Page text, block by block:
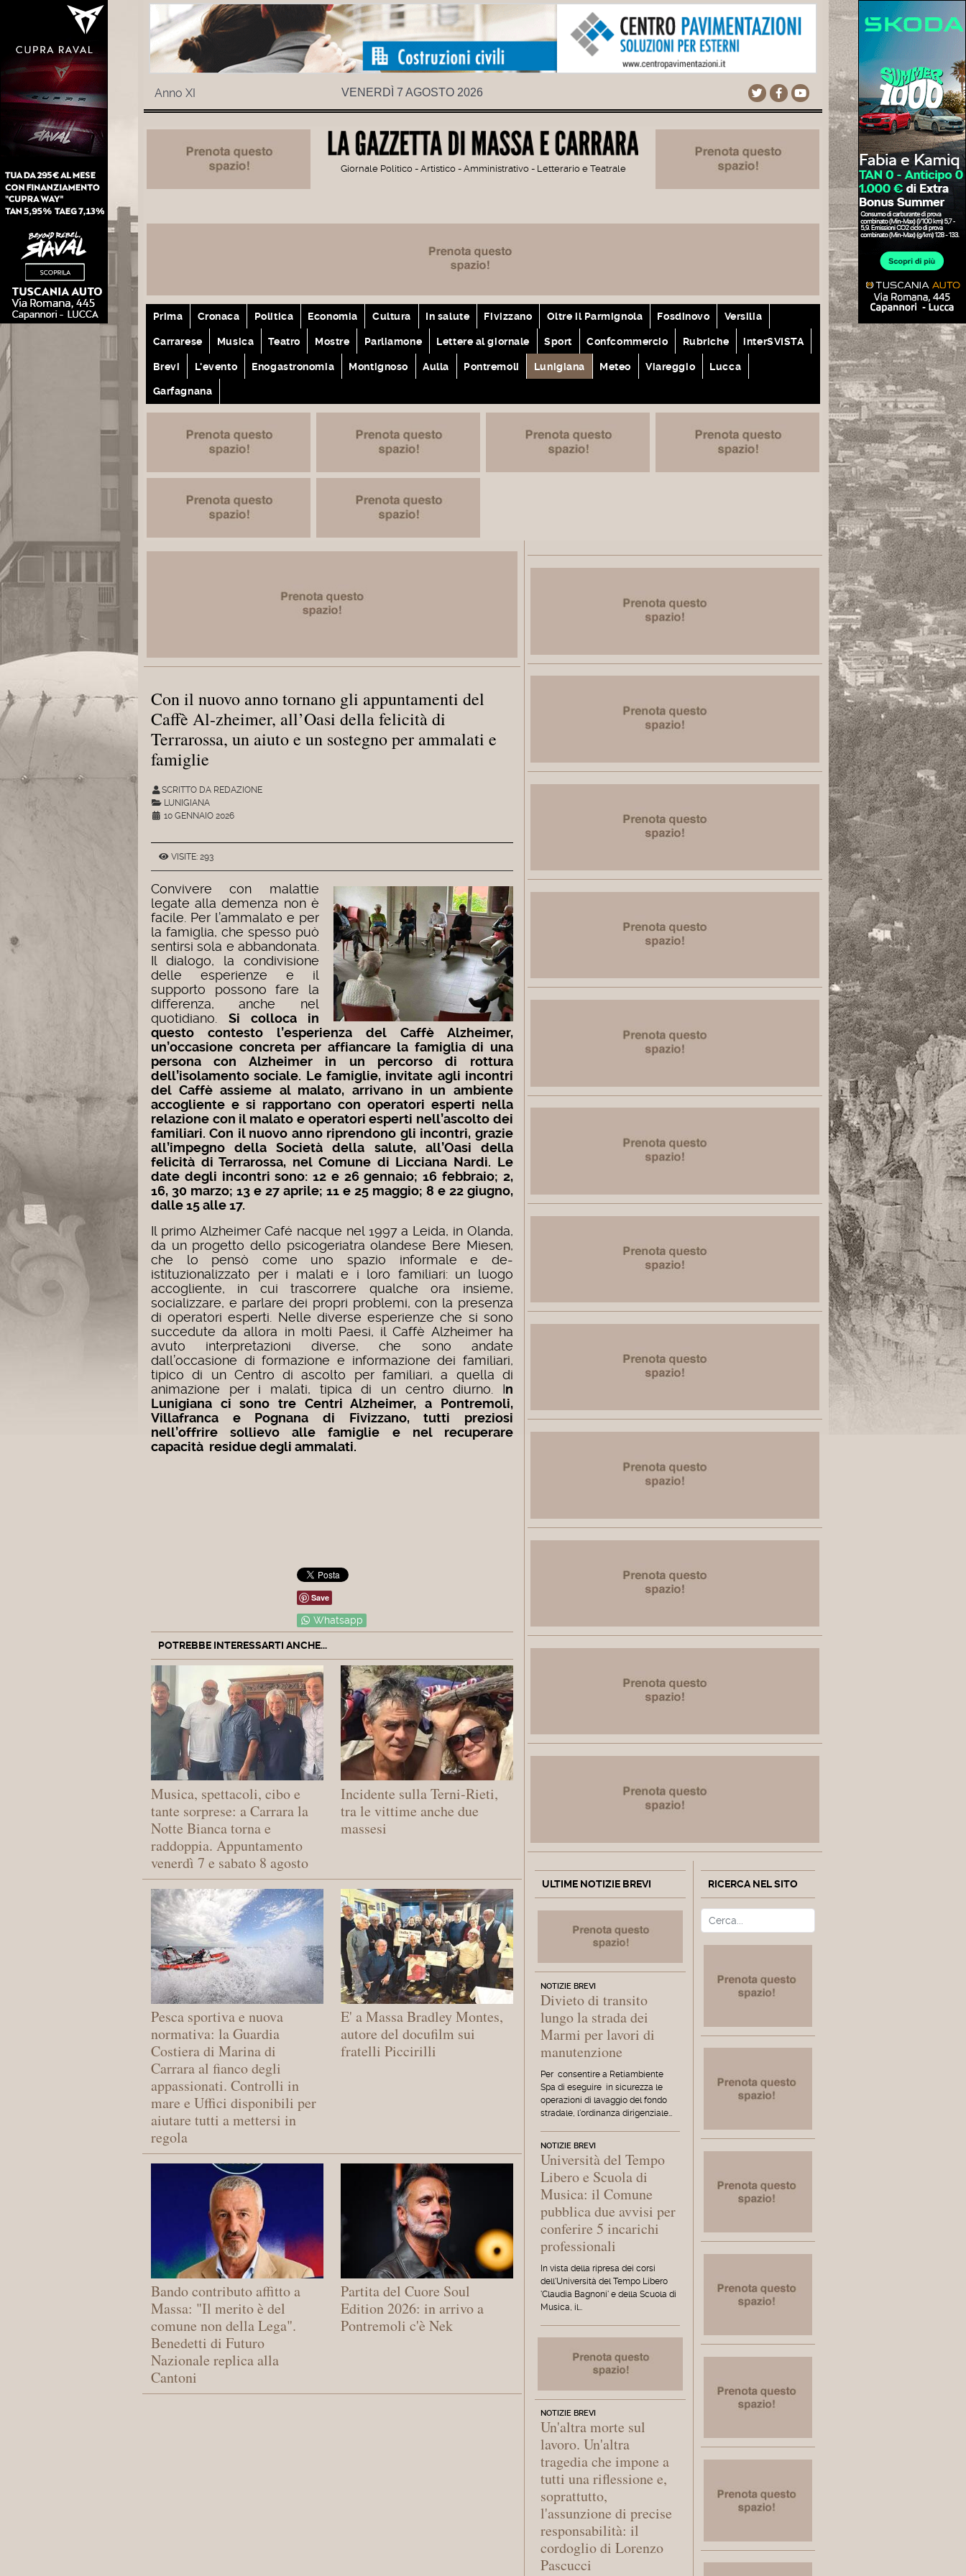
Anno XI VENERDÌ 7 AGOSTO 2026
Giornale Politico - Artistico - Amministrativo - Letterario e Teatrale
Prima Cronaca Politica Economia Cultura In salute Fivizzano Oltre il Parmignola Fosdinovo Versilia
Carrarese Musica Teatro Mostre Parliamone Lettere al giornale Sport Confcommercio Rubriche interSVISTA
Brevi L'evento Enogastronomia Montignoso Aulla Pontremoli Lunigiana Meteo Viareggio Lucca
Garfagnana
Con il nuovo anno tornano gli appuntamenti del
Caffè Al-zheimer, all’Oasi della felicità di
Terrarossa, un aiuto e un sostegno per ammalati e
famiglie
SCRITTO DA REDAZIONE
LUNIGIANA
10 GENNAIO 2026
VISITE: 293
Convivere con malattie
legate alla demenza non è
facile. Per l’ammalato e per
la famiglia, che spesso può
sentirsi sola e abbandonata.
Il dialogo, la condivisione
delle esperienze e il
supporto possono fare la
differenza, anche nel
quotidiano. Si colloca in
questo contesto l’esperienza del Caffè Alzheimer,
un’occasione concreta per affiancare la famiglia di una
persona con Alzheimer in un percorso di rottura
dell’isolamento sociale. Le famiglie, invitate agli incontri
del Caffè assieme al malato, arrivano in un ambiente
accogliente e si rapportano con operatori esperti nella
relazione con il malato e operatori esperti nell’ascolto dei
familiari. Con il nuovo anno riprendono gli incontri, grazie
all’impegno della Società della salute, all’Oasi della
felicità di Terrarossa, nel Comune di Licciana Nardi. Le
date degli incontri sono: 12 e 26 gennaio; 16 febbraio; 2,
16, 30 marzo; 13 e 27 aprile; 11 e 25 maggio; 8 e 22 giugno,
dalle 15 alle 17.
Il primo Alzheimer Café nacque nel 1997 a Leida, in Olanda,
da un progetto dello psicogeriatra olandese Bere Miesen,
che lo pensò come uno spazio informale e de-
istituzionalizzato per i malati e i loro familiari: un luogo
accogliente, in cui trascorrere qualche ora insieme,
socializzare, e parlare dei propri problemi, con la presenza
di operatori esperti. Nelle diverse esperienze che si sono
succedute da allora in molti Paesi, il Caffè Alzheimer ha
avuto interpretazioni diverse, che sono andate
dall’occasione di formazione e informazione dei familiari,
tipico di un Centro di ascolto per familiari, a quella di
animazione per i malati, tipica di un centro diurno. In
Lunigiana ci sono tre Centri Alzheimer, a Pontremoli,
Villafranca e Pognana di Fivizzano, tutti preziosi
nell’offrire sollievo alle famiglie e nel recuperare
capacità residue degli ammalati.
Save
Whatsapp
POTREBBE INTERESSARTI ANCHE...
Musica, spettacoli, cibo e
tante sorprese: a Carrara la
Notte Bianca torna e
raddoppia. Appuntamento
venerdì 7 e sabato 8 agosto
Incidente sulla Terni-Rieti,
tra le vittime anche due
massesi
Pesca sportiva e nuova
normativa: la Guardia
Costiera di Marina di
Carrara al fianco degli
appassionati. Controlli in
mare e Uffici disponibili per
aiutare tutti a mettersi in
regola
E' a Massa Bradley Montes,
autore del docufilm sui
fratelli Piccirilli
Bando contributo affitto a
Massa: "Il merito è del
comune non della Lega".
Benedetti di Futuro
Nazionale replica alla
Cantoni
Partita del Cuore Soul
Edition 2026: in arrivo a
Pontremoli c'è Nek
ULTIME NOTIZIE BREVI
NOTIZIE BREVI
Divieto di transito
lungo la strada dei
Marmi per lavori di
manutenzione
Per consentire a Retiambiente
Spa di eseguire in sicurezza le
operazioni di lavaggio del fondo
stradale, l'ordinanza dirigenziale…
NOTIZIE BREVI
Università del Tempo
Libero e Scuola di
Musica: il Comune
pubblica due avvisi per
conferire 5 incarichi
professionali
In vista della ripresa dei corsi
dell'Università del Tempo Libero
'Claudia Bagnoni' e della Scuola di
Musica, il…
NOTIZIE BREVI
Un'altra morte sul
lavoro. Un'altra
tragedia che impone a
tutti una riflessione e,
soprattutto,
l'assunzione di precise
responsabilità: il
cordoglio di Lorenzo
Pascucci
RICERCA NEL SITO
Cerca Type 2 or more characters